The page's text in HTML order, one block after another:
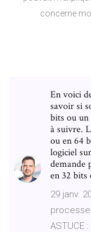
concerne
En voici
savoir si
bits ou un
à suivre.
ou en 64
logiciel
demande
en 32 bits
29 janv.
ASTUCE